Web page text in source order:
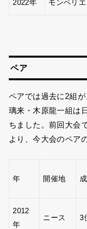
2022年 モンペリエ
ペア
ペアでは過去に2組
璃来・木原龍一組は
ちました。前回大会
より、今大会のペア
年 開催地
2012
年
ニース 3